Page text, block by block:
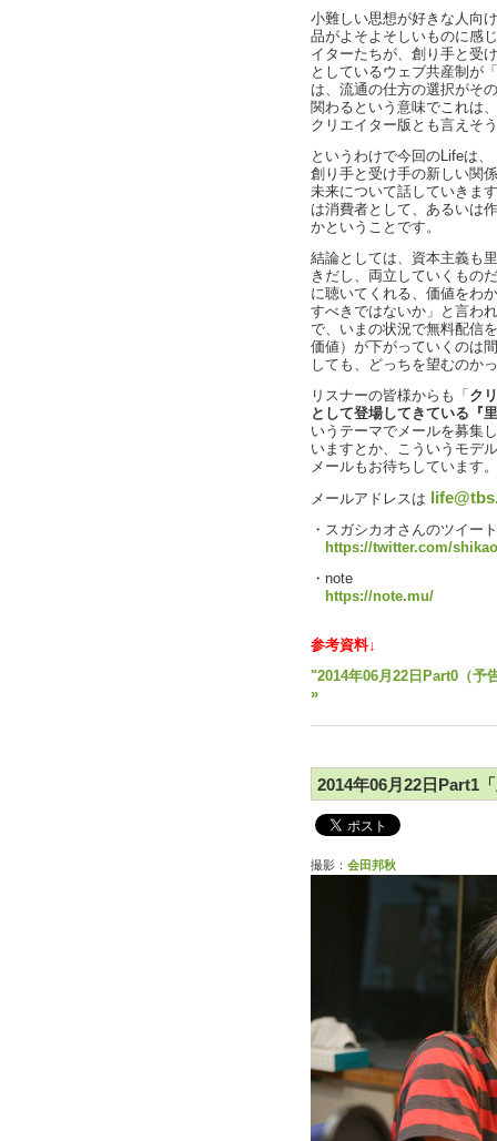
小難しい思想が好きな人向
品がよそよそしいものに感
イターたちが、創り手と受
としているウェブ共産制が
は、流通の仕方の選択がそ
関わるという意味でこれは
クリエイター版とも言えそ
というわけで今回のLifeは
創り手と受け手の新しい関
未来について話していきま
は消費者として、あるいは
かということです。
結論としては、資本主義も
きだし、両立していくもの
に聴いてくれる、価値をわ
すべきではないか」と言わ
で、いまの状況で無料配信
価値）が下がっていくのは
しても、どっちを望むのか
リスナーの皆様からも「 ク
として登場してきている『
いうテーマでメールを募集
いますとか、こういうモデ
メールもお待ちしています。
メールアドレスは
・スガシカオさんのツイート
https://twitter.com/
・note
https://note.mu/
参考資料↓
"2014年06月22日Part0（予
»
2014年06月22日Part1
撮影： 会田邦秋